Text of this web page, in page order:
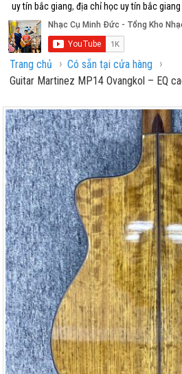
uy tín bắc giang,địa chỉ học uy tín bắc giang
Trang chủ › Có sẵn tại cửa hàng ›
Guitar Martinez MP14 Ovangkol – EQ